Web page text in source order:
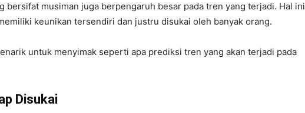
bersifat musiman juga berpengaruh besar pada tren yang terjadi. Hal ini
keunikan tersendiri dan justru disukai oleh banyak orang.
untuk menyimak seperti apa prediksi tren yang akan terjadi pada
Disukai